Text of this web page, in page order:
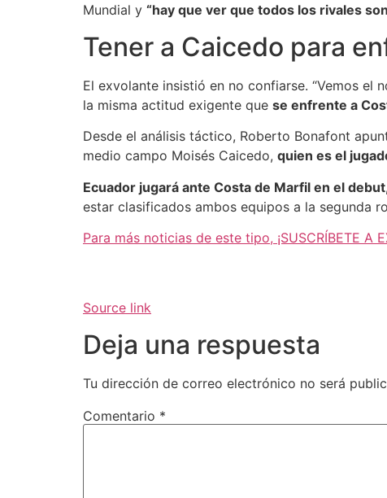
Mundial y “hay que ver que todos los rivales
Tener a Caicedo para
El exvolante insistió en no confiarse. “Vemos el
la misma actitud exigente que se enfrente a
Desde el análisis táctico, Roberto Bonafont
medio campo Moisés Caicedo, quien es el
Ecuador jugará ante Costa de Marfil en el
estar clasificados ambos equipos a la segunda
Para más noticias de este tipo, ¡SUSCRÍBETE A
Source link
Deja una respuesta
Tu dirección de correo electrónico no será
Comentario *